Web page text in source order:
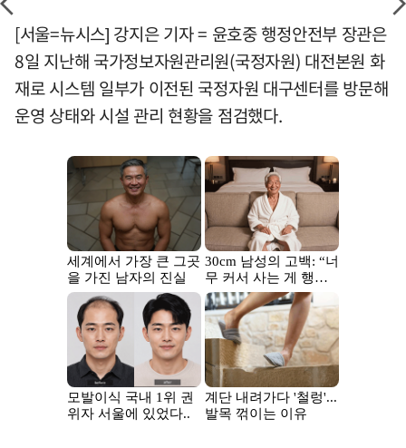
[서울=뉴시스] 강지은 기자 = 윤호중 행정안전부 장관은
8일 지난해 국가정보자원관리원(국정자원) 대전본원 화
재로 시스템 일부가 이전된 국정자원 대구센터를 방문해
운영 상태와 시설 관리 현황을 점검했다.